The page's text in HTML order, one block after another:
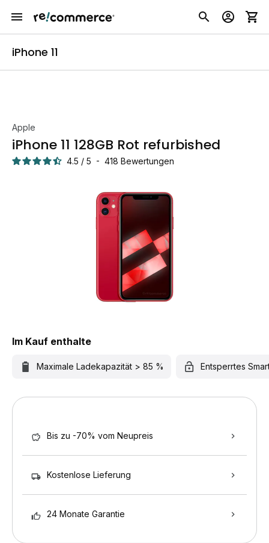
iPhone 11
Apple
iPhone 11 128GB Rot refurbished
4.5 / 5 - 418 Bewertungen
Im Kauf enthalte
Maximale Ladekapazität > 85 % Entsperrtes
Bis zu -70% vom Neupreis
Kostenlose Lieferung
24 Monate Garantie